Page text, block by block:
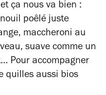
ça nous va bien :
poêlé juste
maccheroni au
suave comme un
Pour accompagner
quilles aussi bios